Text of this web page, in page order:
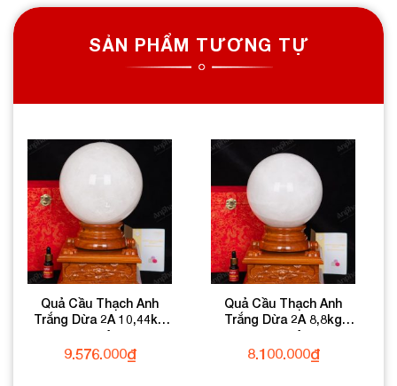
SẢN PHẨM TƯƠNG TỰ
Quả Cầu Thạch Anh
Trắng Dừa 2A 10,44kg
011-0882A-10,44
9.576.000₫
Quả Cầu Thạch Anh
Trắng Dừa 2A 8,8kg
011-0882A-8,8
8.100.000₫